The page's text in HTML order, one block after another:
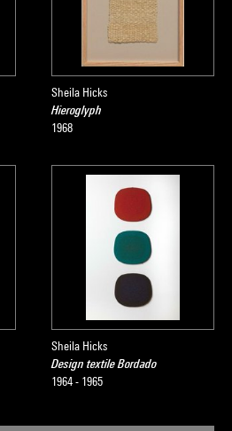
Sheila Hicks
Hieroglyph
1968
Sheila Hicks
Design textile Bordado
1964 - 1965